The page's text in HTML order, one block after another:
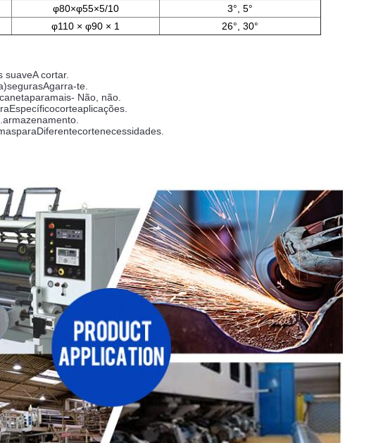
φ80×φ55×5/10
3°, 5°
φ110 × φ90 × 1 26°, 30°
suaveA cortar.
segurasAgarra-te.
canetaparamais- Não, não.
Específicocorteaplicações.
armazenamento.
paraDiferentecortenecessidades.